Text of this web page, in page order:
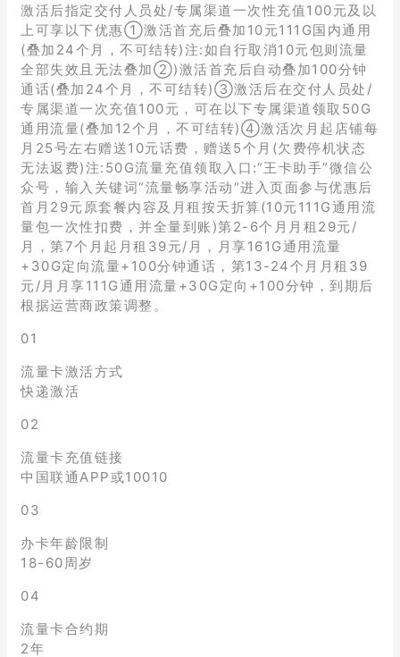
激活后指定交付人员处/专属渠道一次性充值100元及以
上可享以下优惠①激活首充后叠加10元111G国内通用
(叠加24个月，不可结转)注:如自行取消10元包则流量
全部失效且无法叠加②)激活首充后自动叠加100分钟
通话(叠加24个月，不可结转)③激活后在交付人员处/
专属渠道一次充值100元，可在以下专属渠道领取50G
通用流量(叠加12个月，不可结转)④激活次月起店铺每
月25号左右赠送10元话费，赠送5个月(欠费停机状态
无法返费)注:50G流量充值领取入口:“王卡助手”微信公
众号，输入关键词“流量畅享活动“进入页面参与优惠后
首月29元原套餐内容及月租按天折算(10元111G通用流
量包一次性扣费，并全量到账)第2-6个月月租29元/
月，第7个月起月租39元/月，月享161G通用流量
+30G定向流量+100分钟通话，第13-24个月月租39
元/月月享111G通用流量+30G定向+100分钟，到期后
根据运营商政策调整。
01
流量卡激活方式
快递激活
02
流量卡充值链接
中国联通APP或10010
03
办卡年龄限制
18-60周岁
04
流量卡合约期
2年